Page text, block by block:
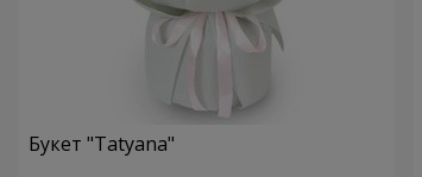
Букет "Tatyana"